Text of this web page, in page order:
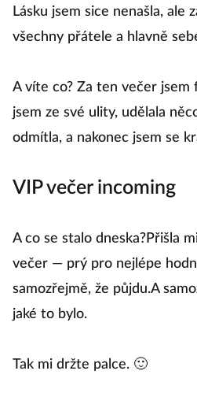
Lásku jsem sice nenašla, ale
všechny přátele a hlavně
A víte co? Za ten večer jsem
jsem ze své ulity, udělala
odmítla, a nakonec jsem se
VIP večer incoming
A co se stalo dneska?Přišla
večer — prý pro nejlépe
samozřejmě, že půjdu.A
jaké to bylo.
Tak mi držte palce. 🙂